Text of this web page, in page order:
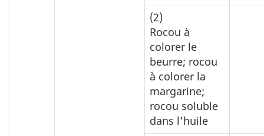
(2)
Rocou à
colorer le
beurre; rocou
à colorer la
margarine;
rocou soluble
dans l'huile